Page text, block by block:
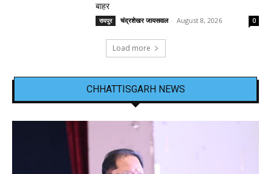
बाहर
रायपुर चंद्रशेखर जायसवाल - August 8, 2026 0
Load more
CHHATTISGARH NEWS